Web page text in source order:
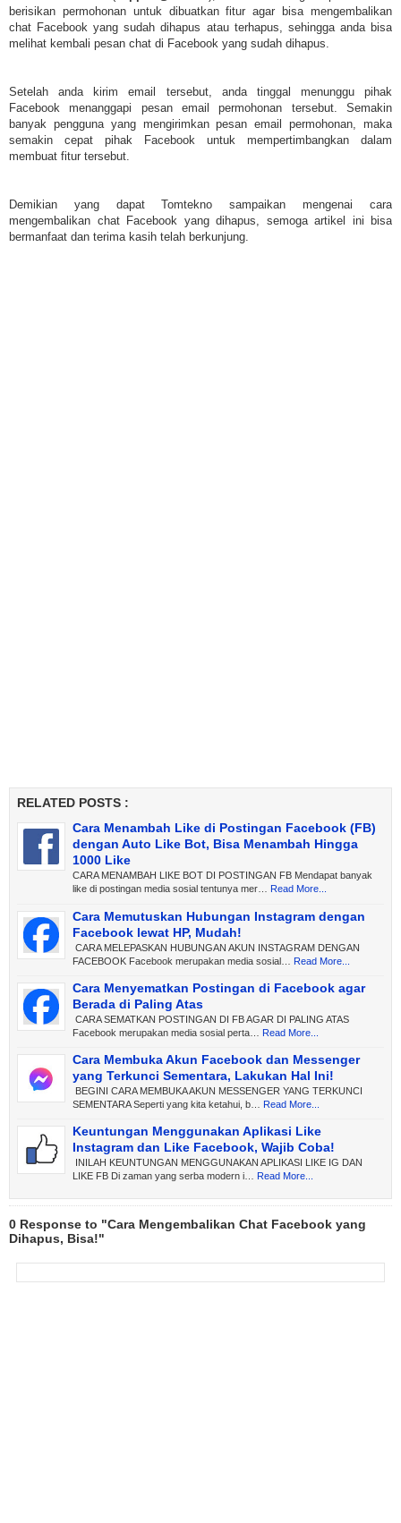
berisikan permohonan untuk dibuatkan fitur agar bisa mengembalikan
chat Facebook yang sudah dihapus atau terhapus, sehingga anda bisa
melihat kembali pesan chat di Facebook yang sudah dihapus.
Setelah anda kirim email tersebut, anda tinggal menunggu pihak
Facebook menanggapi pesan email permohonan tersebut. Semakin
banyak pengguna yang mengirimkan pesan email permohonan, maka
semakin cepat pihak Facebook untuk mempertimbangkan dalam
membuat fitur tersebut.
Demikian yang dapat Tomtekno sampaikan mengenai cara
mengembalikan chat Facebook yang dihapus, semoga artikel ini bisa
bermanfaat dan terima kasih telah berkunjung.
RELATED POSTS :
Cara Menambah Like di Postingan Facebook (FB)
dengan Auto Like Bot, Bisa Menambah Hingga
1000 Like
CARA MENAMBAH LIKE BOT DI POSTINGAN FB Mendapat banyak
like di postingan media sosial tentunya mer… Read More...
Cara Memutuskan Hubungan Instagram dengan
Facebook lewat HP, Mudah!
CARA MELEPASKAN HUBUNGAN AKUN INSTAGRAM DENGAN
FACEBOOK Facebook merupakan media sosial…
Read More...
Cara Menyematkan Postingan di Facebook agar
Berada di Paling Atas
CARA SEMATKAN POSTINGAN DI FB AGAR DI PALING ATAS
Facebook merupakan media sosial perta…
Read More...
Cara Membuka Akun Facebook dan Messenger
yang Terkunci Sementara, Lakukan Hal Ini!
BEGINI CARA MEMBUKA AKUN MESSENGER YANG TERKUNCI
SEMENTARA Seperti yang kita ketahui, b…
Read More...
Keuntungan Menggunakan Aplikasi Like
Instagram dan Like Facebook, Wajib Coba!
INILAH KEUNTUNGAN MENGGUNAKAN APLIKASI LIKE IG DAN
LIKE FB Di zaman yang serba modern i… Read More...
0 Response to "Cara Mengembalikan Chat Facebook yang
Dihapus, Bisa!"